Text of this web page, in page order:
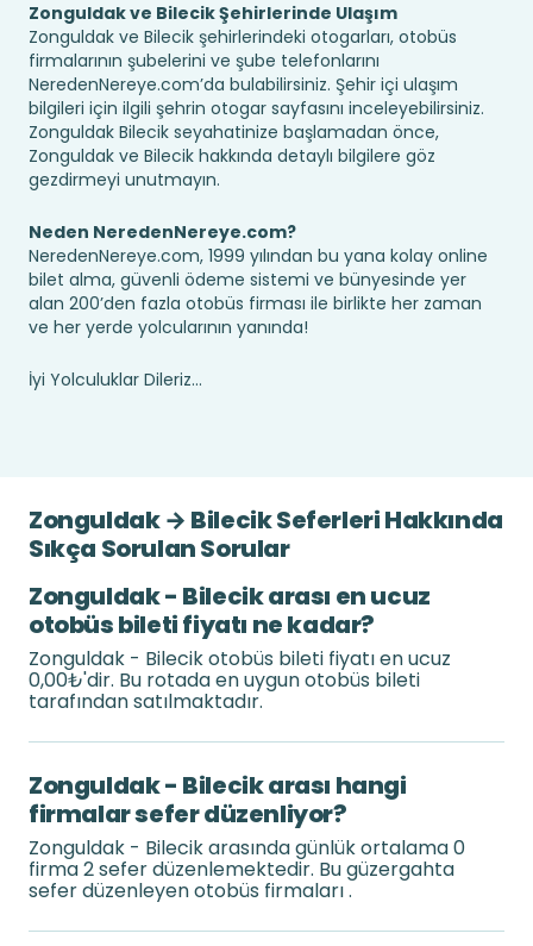
Zonguldak ve Bilecik Şehirlerinde Ulaşım
Zonguldak ve Bilecik şehirlerindeki otogarları, otobüs
firmalarının şubelerini ve şube telefonlarını
NeredenNereye.com’da bulabilirsiniz. Şehir içi ulaşım
bilgileri için ilgili şehrin otogar sayfasını inceleyebilirsiniz.
Zonguldak Bilecik seyahatinize başlamadan önce,
Zonguldak ve Bilecik hakkında detaylı bilgilere göz
gezdirmeyi unutmayın.
Neden NeredenNereye.com?
NeredenNereye.com, 1999 yılından bu yana kolay online
bilet alma, güvenli ödeme sistemi ve bünyesinde yer
alan 200’den fazla otobüs firması ile birlikte her zaman
ve her yerde yolcularının yanında!
İyi Yolculuklar Dileriz...
Zonguldak → Bilecik Seferleri Hakkında
Sıkça Sorulan Sorular
Zonguldak - Bilecik arası en ucuz
otobüs bileti fiyatı ne kadar?
Zonguldak - Bilecik otobüs bileti fiyatı en ucuz
0,00₺'dir. Bu rotada en uygun otobüs bileti
tarafından satılmaktadır.
Zonguldak - Bilecik arası hangi
firmalar sefer düzenliyor?
Zonguldak - Bilecik arasında günlük ortalama 0
firma 2 sefer düzenlemektedir. Bu güzergahta
sefer düzenleyen otobüs firmaları .